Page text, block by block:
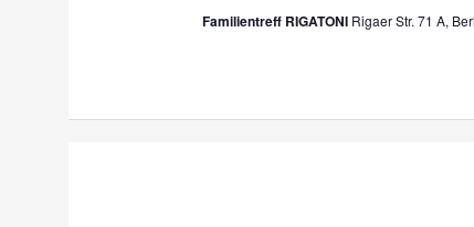
Familientreff RIGATONI Rigaer Str. 71 A,